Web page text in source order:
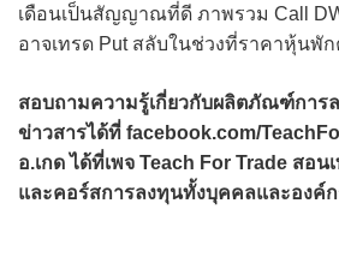
เดือนเป็นสัญญาณที่ดี ภาพรวม Call
อาจเทรด Put สลับในช่วงที่ราคาหุ้นพั
สอบถามความรู้เกี่ยวกับผลิตภัณฑ์การ
ข่าวสารได้ที่ facebook.com/
อ.เกด ได้ที่เพจ Teach For Trade สอ
และคอร์สการลงทุนทั้งบุคคลและองค์